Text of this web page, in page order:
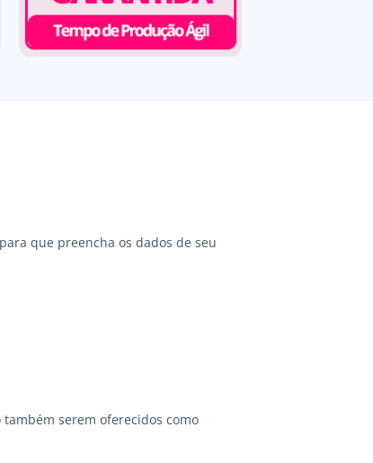
que preencha os dados de seu
serem oferecidos como